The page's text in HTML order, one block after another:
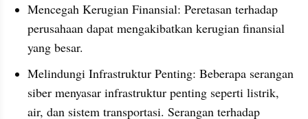
Mencegah Kerugian Finansial: Peretasan terhadap
perusahaan dapat mengakibatkan kerugian finansial
yang besar.
Melindungi Infrastruktur Penting: Beberapa serangan
siber menyasar infrastruktur penting seperti listrik,
air, dan sistem transportasi. Serangan terhadap